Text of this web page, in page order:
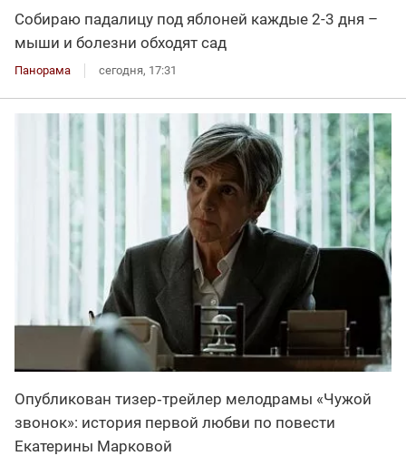
Собираю падалицу под яблоней каждые 2-3 дня –
мыши и болезни обходят сад
Панорама сегодня, 17:31
Опубликован тизер‑трейлер мелодрамы «Чужой
звонок»: история первой любви по повести
Екатерины Марковой